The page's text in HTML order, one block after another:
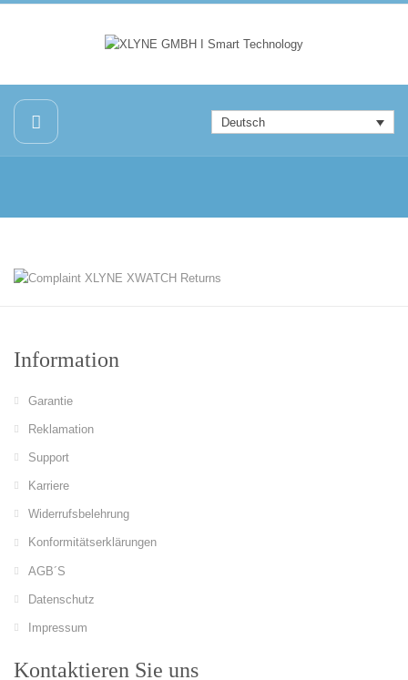
Deutsch
Information
Garantie
Reklamation
Support
Karriere
Widerrufsbelehrung
Konformitätserklärungen
AGB´S
Datenschutz
Impressum
Kontaktieren Sie uns